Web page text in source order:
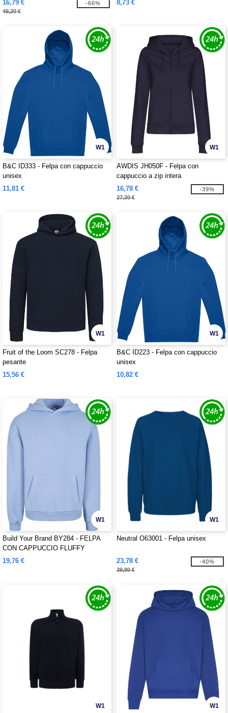
16,79 €
49,20 €
-66% 8,73 €
W1
B&C ID333 - Felpa con cappuccio
unisex
11,81 €
W1
AWDIS JH050F - Felpa con
cappuccio a zip intera
16,78 €
27,30 €
-39%
W1
Fruit of the Loom SC278 - Felpa
pesante
15,56 €
W1
B&C ID223 - Felpa con cappuccio
unisex
10,82 €
W1
Build Your Brand BY284 - FELPA
CON CAPPUCCIO FLUFFY
19,76 €
W1
Neutral O63001 - Felpa unisex
23,78 €
39,80 €
-40%
W1 W1